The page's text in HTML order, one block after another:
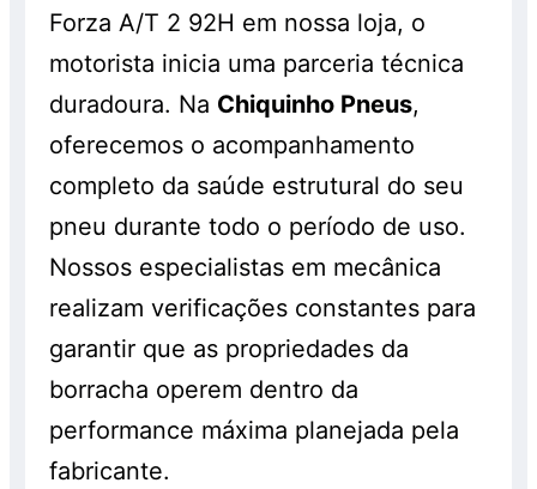
normal, sem o desconto. Promoção válida
enquanto durarem os estoques. Consulte!
Forza A/T 2 92H em nossa loja, o
motorista inicia uma parceria técnica
duradoura. Na Chiquinho Pneus,
oferecemos o acompanhamento
completo da saúde estrutural do seu
pneu durante todo o período de uso.
Nossos especialistas em mecânica
realizam verificações constantes para
garantir que as propriedades da
borracha operem dentro da
performance máxima planejada pela
fabricante.